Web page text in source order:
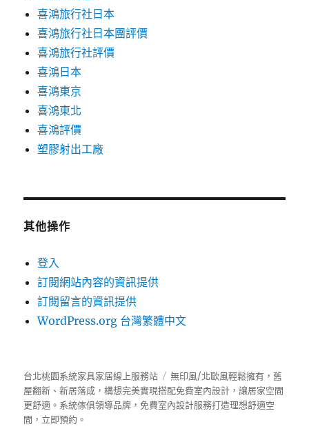
喜鴻旅行社日本
喜鴻旅行社日本團評價
喜鴻旅行社評價
喜鴻日本
喜鴻東京
喜鴻東北
喜鴻評價
塑膠射出工廠
其他操作
登入
訂閱網站內容的資訊提供
訂閱留言的資訊提供
WordPress.org 台灣繁體中文
台北桃園系統家具家居線上服務站
無印風/北歐風輕鬆擁有，舊
屋翻新、新居落成，構想完美實現搭配免費室內設計，讓居家空間
更舒適。 系統傢俱領導品牌，免費室內設計服務打造理想舒適空
間，立即預約。